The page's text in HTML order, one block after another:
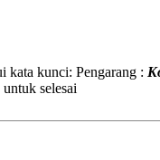
kata kunci: Pengarang :
selesai